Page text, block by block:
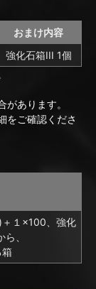
おまけ内容
強化石箱III 1個
あります。
をご確認くださ
１×100、強化
、
箱